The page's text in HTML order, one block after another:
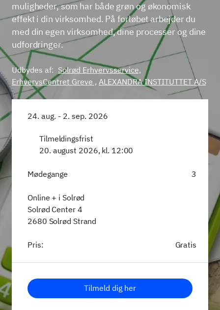
muligheder, som har både grøn og økonomisk
effekt i din virksomhed. På forløbet arbejder du
med din egen virksomhed, dine processer og dine
udfordringer.
Udbydes af: Solrød Erhvervsservice,
ErhvervsCentret Greve , ALEXANDRA INSTITUTTET A/S
24. aug. - 2. sep. 2026
Tilmeldingsfrist
20. august 2026, kl. 12:00
Mødegange 3
Online + i Solrød
Solrød Center 4
2680 Solrød Strand
Pris: Gratis
Tilmeld dig her